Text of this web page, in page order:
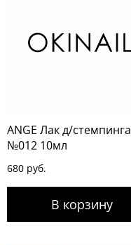
ANGE Лак д/стемпинга
№012 10мл
680 руб.